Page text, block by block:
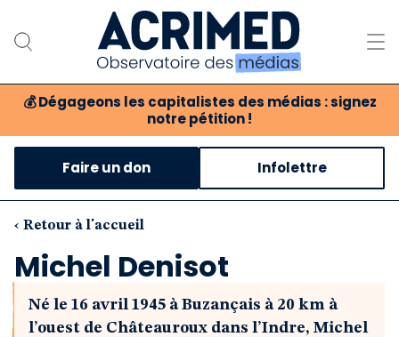
💰 Dégageons les capitalistes des médias : signez
notre pétition !
Notre association
Notre critique des médias
Nos propositions
Notre revue
Boutique
Faire un don Infolettre
‹ Retour à l'accueil
Michel Denisot
Né le 16 avril 1945 à Buzançais à 20 km à
l’ouest de Châteauroux dans l’Indre, Michel